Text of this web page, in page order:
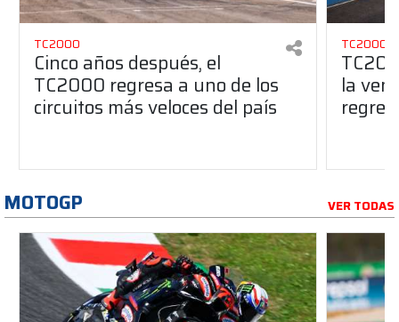
TC2000
Cinco años después, el
TC2000 regresa a uno de los
circuitos más veloces del país
TC2000
la
MOTOGP VER TODAS